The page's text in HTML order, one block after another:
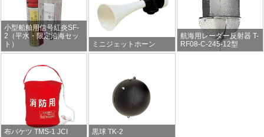
小型船舶用信号紅炎SF-
2（平水・限定沿海セッ
ト）
ミニジェットホーン
航海用レーダー反射器 T-
RF08-C-245-12型
布バケツ TMS-1 JCI 黒球 TK-2